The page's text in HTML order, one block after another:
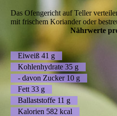
Das Ofengericht auf Teller
mit frischem Koriander oder
Nährwerte
Eiweiß 41 g
Kohlenhydrate 35 g
- davon Zucker 10 g
Fett 33 g
Ballaststoffe 11 g
Kalorien 582 kcal